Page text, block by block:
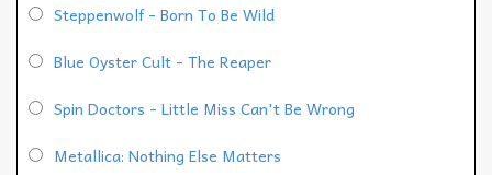
Steppenwolf - Born To Be Wild
Blue Oyster Cult - The Reaper
Spin Doctors - Little Miss Can't Be Wrong
Metallica: Nothing Else Matters